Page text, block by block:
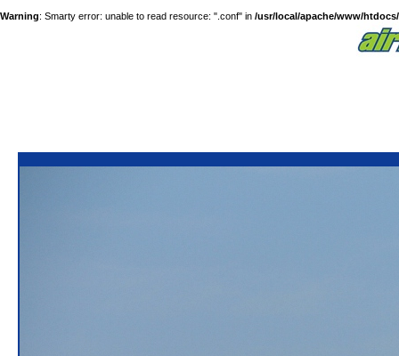
Warning: Smarty error: unable to read resource: ".conf" in /usr/local/apache/www/